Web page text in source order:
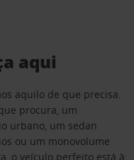
aqui
aquilo de que precisa.
procura, um
urbano, um sedan
ou um monovolume
o veículo perfeito está à